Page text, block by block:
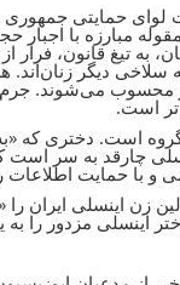
حمایتی جمهوری
مبارزه با
تیغ قانون، فرار
دیگر زنان‌اند.
می‌شوند. جرم
تر است.
است. دختری که
چارقد به سر
با حمایت اطلاعات
زن اینسلی ایران
اینسلی مزدور را به